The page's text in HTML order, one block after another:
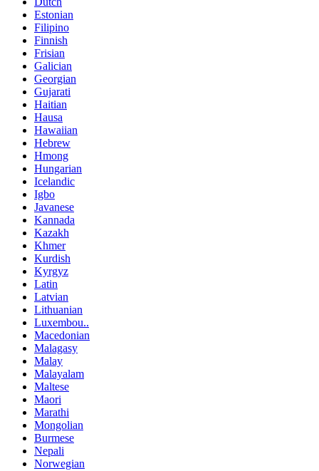
Estonian
Filipino
Finnish
Frisian
Galician
Georgian
Gujarati
Haitian
Hausa
Hawaiian
Hebrew
Hmong
Hungarian
Icelandic
Igbo
Javanese
Kannada
Kazakh
Khmer
Kurdish
Kyrgyz
Latin
Latvian
Lithuanian
Luxembou..
Macedonian
Malagasy
Malay
Malayalam
Maltese
Maori
Marathi
Mongolian
Burmese
Nepali
Norwegian